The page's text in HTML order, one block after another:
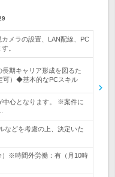
メラの設置、LAN配線、PC
。
期キャリア形成を図るた
可）◆基本的なPCスキル
中心となります。 ※案件に
などを考慮の上、決定いた
）※時間外労働：有（月10時